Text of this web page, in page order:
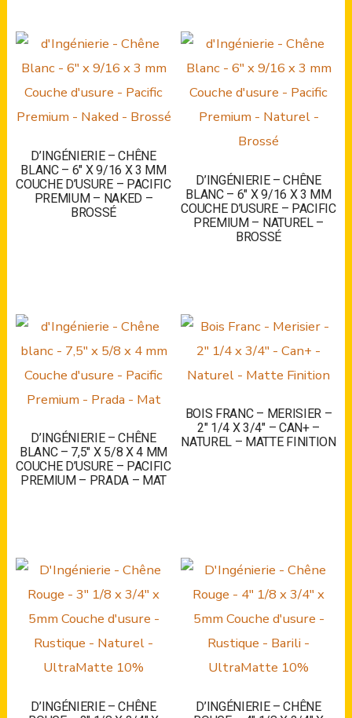
D’INGÉNIERIE – CHÊNE
BLANC – 6″ X 9/16 X 3 MM
COUCHE D’USURE – PACIFIC
PREMIUM – NAKED –
BROSSÉ
D’INGÉNIERIE – CHÊNE
BLANC – 6″ X 9/16 X 3 MM
COUCHE D’USURE – PACIFIC
PREMIUM – NATUREL –
BROSSÉ
D’INGÉNIERIE – CHÊNE
BLANC – 7,5″ X 5/8 X 4 MM
COUCHE D’USURE – PACIFIC
PREMIUM – PRADA – MAT
BOIS FRANC – MERISIER –
2″ 1/4 X 3/4″ – CAN+ –
NATUREL – MATTE FINITION
D’INGÉNIERIE – CHÊNE
D’INGÉNIERIE – CHÊNE